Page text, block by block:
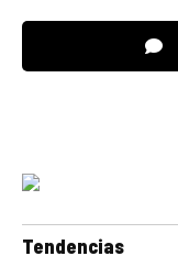
Tendencias